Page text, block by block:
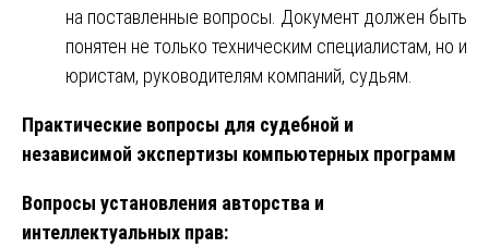
на поставленные вопросы. Документ должен быть
понятен не только техническим специалистам, но и
юристам, руководителям компаний, судьям.
Практические вопросы для судебной и
независимой экспертизы компьютерных программ
Вопросы установления авторства и
интеллектуальных прав: